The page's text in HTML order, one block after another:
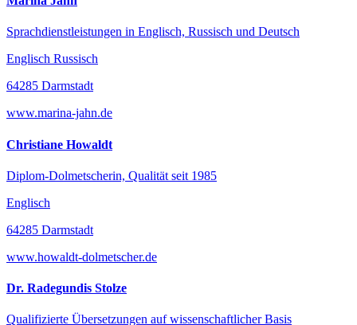
Sprachdienstleistungen in Englisch, Russisch und Deutsch
Englisch Russisch
64285 Darmstadt
www.marina-jahn.de
Christiane Howaldt
Diplom-Dolmetscherin, Qualität seit 1985
Englisch
64285 Darmstadt
www.howaldt-dolmetscher.de
Dr. Radegundis Stolze
Qualifizierte Übersetzungen auf wissenschaftlicher Basis